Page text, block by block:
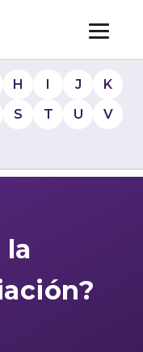
H I J
K
S T U
V
la